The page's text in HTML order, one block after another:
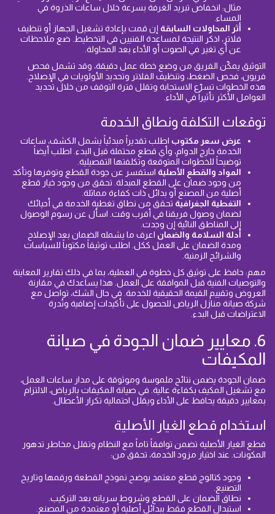
مثال: انخفاض تبريد الغرفة بسرعة خلال ساعات الذروة في
المساء.
أثر المحاولات السابقة إن قمت بإعادة تشغيل الجهاز أو تنظيف
فلاتر، اذكر النتيجة لمساعدة الفنيين في التخطيط. ضع ملاحظات
عن أي تغير في الصوت أو الأداء بعد المحاولة.
التوثيق يمكّن الفريق من وضع خطة عمل دقيقة، وقد تشمل فحص
فريون، فحص الضغط، وتنظيف الفلاتر وتحديد الأولويات في الإصلاح.
هذه الخطوات تسرّع الاستجابة وتقلل فترة التوقف من خلال تحديد
العوامل الأكثر تأثيراً في الأداء.
توقعات التكلفة ونطاق الخدمة
عرض سعر مكتوب اطلب تقديراً مبدئياً يشمل الكشف، ساعات
الخدمة خارج الدوام، وأي قطع محتملة قبل البدء. اطلب أيضاً
توضيحاً للخطوات المتوقعة وتكلفتها التفصيلية.
المواد والقطع الأصلية استفسر عن جودة القطع وتوفرها وتأكد
من وجود ضمان على القطع المبدلة. تحقق من وجود خيار قطع
أصلية من المصنع أو بدائل ذات كفاءة مماثلة.
التغطية الجغرافية تحقق من نطاق تغطية الخدمة في أحيائك
لضمان وصول فريقنا في أقرب وقت. اسأل عن رسوم الوصول
إلى المناطق النائية إن وجدت.
أدلة السلامة والضمان اعرف ما يشمله الضمان بعد الإصلاح
ومدة الضمان على العمل ككل. اطلب توثيقاً مكتوباً للسياسات
والشرائح الزمنية.
مهم: حافظ على توثيق كل خطوة في العملية، بما في ذلك تقارير المعاينة
والتوصيات الفنية قبل الموافقة على العمل. هذا يساعدك في مقارنة
العروض وتقييم القيمة الحقيقية للخدمة. في حال الشك، تواصل مع
شركة صيانة منازل الرياض للحصول على تأكيدات إضافية ونُدرة
الاعتراضات قبل البدء.
6. معايير ضمان الجودة في صيانة
المكيفات
ضمان الجودة يضمن نتائج ملموسة وموثوقة على مدار ساعات العمل،
مع تشغيل المكيف بكفاءة عالية. في صيانة المكيفات بالرياض، الالتزام
بمعايير دقيقة يحافظ على الأداء ويقلل احتمالية تكرار الأعطال.
استخدام قطع الغيار الأصلية
قطع الغيار الأصلية تضمن توافقاً تاماً مع النظام وتقلل مخاطر تدهور
المكونات. عند اختيار مزود الخدمة، تحقق من:
وجود كتالوج قطع معتمد يوضح نموذج القطعة ورقمها وتاريخ
التصنيع.
نطاق الضمان على القطع وشروط سريانه بعد التركيب.
استبدال القطع فقط ببدائل أصلية أو معتمدة من المصنع.